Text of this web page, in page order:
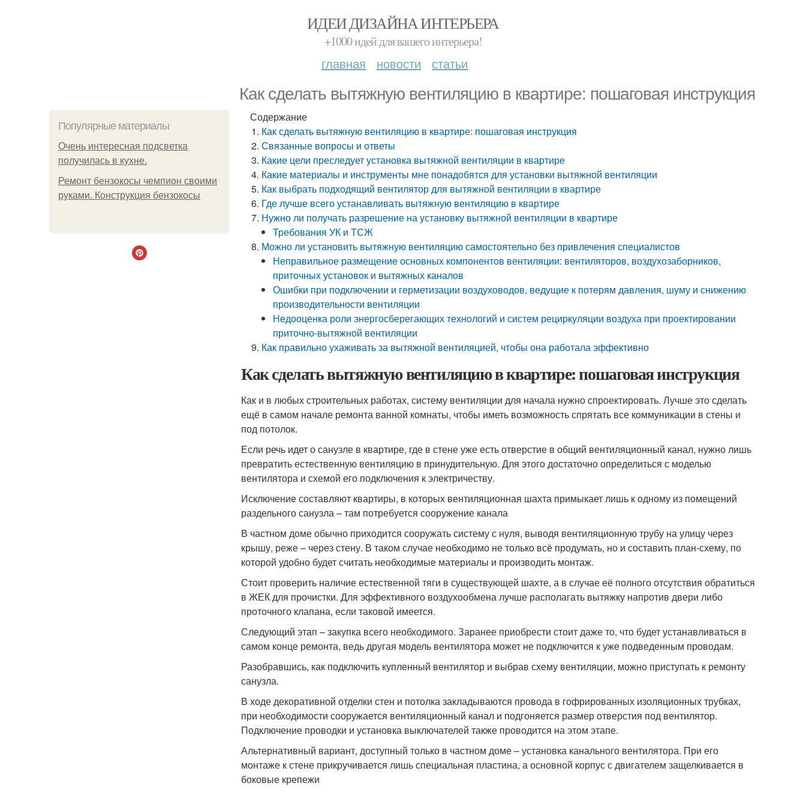
ИДЕИ ДИЗАЙНА ИНТЕРЬЕРА
+1000 идей для вашего интерьера!
главная новости статьи
Как сделать вытяжную вентиляцию в квартире: пошаговая инструкция
Популярные материалы
Очень интересная подсветка
получилась в кухне.
Ремонт бензокосы чемпион своими
руками. Конструкция бензокосы
Содержание
Как сделать вытяжную вентиляцию в квартире: пошаговая инструкция
Связанные вопросы и ответы
Какие цели преследует установка вытяжной вентиляции в квартире
Какие материалы и инструменты мне понадобятся для установки вытяжной вентиляции
Как выбрать подходящий вентилятор для вытяжной вентиляции в квартире
Где лучше всего устанавливать вытяжную вентиляцию в квартире
Нужно ли получать разрешение на установку вытяжной вентиляции в квартире
Требования УК и ТСЖ
Можно ли установить вытяжную вентиляцию самостоятельно без привлечения специалистов
Неправильное размещение основных компонентов вентиляции: вентиляторов, воздухозаборников,
приточных установок и вытяжных каналов
Ошибки при подключении и герметизации воздуховодов, ведущие к потерям давления, шуму и снижению
производительности вентиляции
Недооценка роли энергосберегающих технологий и систем рециркуляции воздуха при проектировании
приточно-вытяжной вентиляции
Как правильно ухаживать за вытяжной вентиляцией, чтобы она работала эффективно
Как сделать вытяжную вентиляцию в квартире: пошаговая инструкция
Как и в любых строительных работах, систему вентиляции для начала нужно спроектировать. Лучше это сделать
ещё в самом начале ремонта ванной комнаты, чтобы иметь возможность спрятать все коммуникации в стены и
под потолок.
Если речь идет о санузле в квартире, где в стене уже есть отверстие в общий вентиляционный канал, нужно лишь
превратить естественную вентиляцию в принудительную. Для этого достаточно определиться с моделью
вентилятора и схемой его подключения к электричеству.
Исключение составляют квартиры, в которых вентиляционная шахта примыкает лишь к одному из помещений
раздельного санузла – там потребуется сооружение канала
В частном доме обычно приходится сооружать систему с нуля, выводя вентиляционную трубу на улицу через
крышу, реже – через стену. В таком случае необходимо не только всё продумать, но и составить план-схему, по
которой удобно будет считать необходимые материалы и производить монтаж.
Стоит проверить наличие естественной тяги в существующей шахте, а в случае её полного отсутствия обратиться
в ЖЕК для прочистки. Для эффективного воздухообмена лучше располагать вытяжку напротив двери либо
проточного клапана, если таковой имеется.
Следующий этап – закупка всего необходимого. Заранее приобрести стоит даже то, что будет устанавливаться в
самом конце ремонта, ведь другая модель вентилятора может не подключится к уже подведенным проводам.
Разобравшись, как подключить купленный вентилятор и выбрав схему вентиляции, можно приступать к ремонту
санузла.
В ходе декоративной отделки стен и потолка закладываются провода в гофрированных изоляционных трубках,
при необходимости сооружается вентиляционный канал и подгоняется размер отверстия под вентилятор.
Подключение проводки и установка выключателей также проводится на этом этапе.
Альтернативный вариант, доступный только в частном доме – установка канального вентилятора. При его
монтаже к стене прикручивается лишь специальная пластина, а основной корпус с двигателем защелкивается в
боковые крепежи